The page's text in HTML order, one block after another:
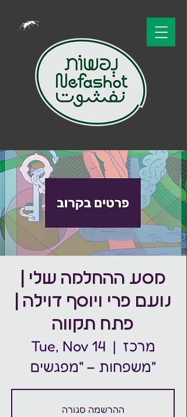
מסע ההחלמה שלי |
נועם פרי ויוסף דוילה |
פתח תקווה
Tue, Nov 14
  |
מרכז
משפחות – "מפגשים"
ההרשמה סגורה